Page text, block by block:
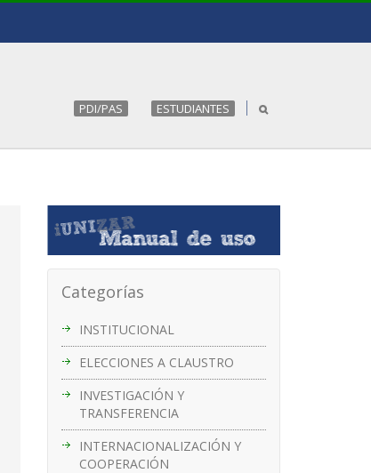
PDI/PAS ESTUDIANTES
Categorías
INSTITUCIONAL
ELECCIONES A CLAUSTRO
INVESTIGACIÓN Y
TRANSFERENCIA
INTERNACIONALIZACIÓN Y
COOPERACIÓN